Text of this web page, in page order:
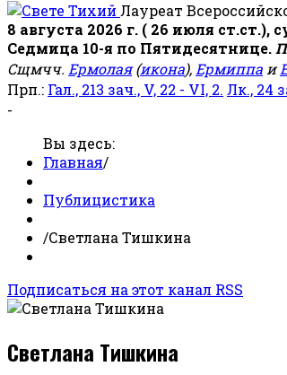
Лауреат
8 августа 2026 г. ( 26 июля ст.ст.),
Седмица 10-я по Пятидесятнице.
Сщмчч. Ермолая(икона), Ермиппа и
Прп.: Гал., 213 зач., V, 22 - VI, 2. Лк., 24
-
Вы здесь:
Главная/
Публицистика
/Светлана Тишкина
Подписаться на этот канал RSS
Светлана Тишкина